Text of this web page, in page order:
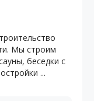
Мы строим
беседки с
...